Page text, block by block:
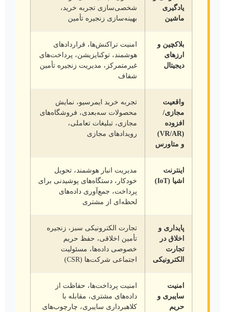
یادگیری
ماشین
شخصی‌سازی تجربه خرید،
بهینه‌سازی زنجیره تأمین
بلاکچین و
ارزهای
دیجیتال
امنیت تراکنش‌ها، قراردادهای
هوشمند، توکنایزیشن، پرداخت‌های
غیرمتمرکز، مدیریت زنجیره تأمین
شفاف
واقعیت
مجازی/
افزوده
(VR/AR)
و متاورس
تجربه خرید ایمرسیو، نمایش
محصولات سه‌بعدی، فروشگاه‌های
مجازی، تبلیغات تعاملی،
رویدادهای مجازی
اینترنت
اشیا (IoT)
مدیریت انبار هوشمند، تحویل
خودکار، دستگاه‌های پوشیدنی برای
پرداخت، جمع‌آوری داده‌های
لحظه‌ای از مشتری
پایداری و
اخلاق در
تجارت
الکترونیکی
تجارت الکترونیکی سبز، زنجیره
تأمین اخلاقی، حفظ حریم
خصوصی داده‌ها، مسئولیت
اجتماعی شرکت‌ها (CSR)
امنیت
سایبری و
حریم
امنیت پرداخت‌ها، حفاظت از
داده‌های مشتری، مقابله با
کلاهبرداری سایبری، چارچوب‌های